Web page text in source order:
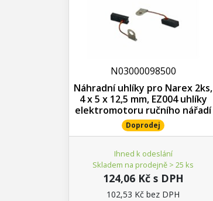
N03000098500
Náhradní uhlíky pro Narex 2ks,
4 x 5 x 12,5 mm, EZ004 uhlíky
elektromotoru ručního nářadí
Doprodej
Ihned k odeslání
Skladem na prodejně > 25 ks
124,06 Kč s DPH
102,53 Kč bez DPH